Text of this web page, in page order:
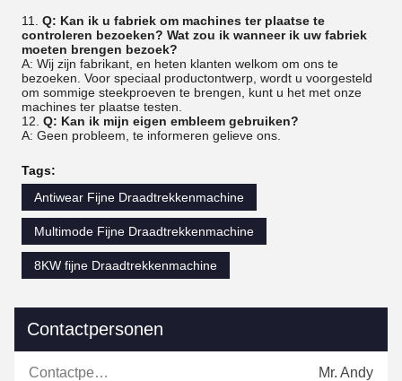
11. Q: Kan ik u fabriek om machines ter plaatse te
controleren bezoeken? Wat zou ik wanneer ik uw fabriek
moeten brengen bezoek?
A: Wij zijn fabrikant, en heten klanten welkom om ons te
bezoeken. Voor speciaal productontwerp, wordt u voorgesteld
om sommige steekproeven te brengen, kunt u het met onze
machines ter plaatse testen.
12. Q: Kan ik mijn eigen embleem gebruiken?
A: Geen probleem, te informeren gelieve ons.
Tags:
Antiwear Fijne Draadtrekkenmachine
Multimode Fijne Draadtrekkenmachine
8KW fijne Draadtrekkenmachine
Contactpersonen
Contactpersonen: Mr. Andy